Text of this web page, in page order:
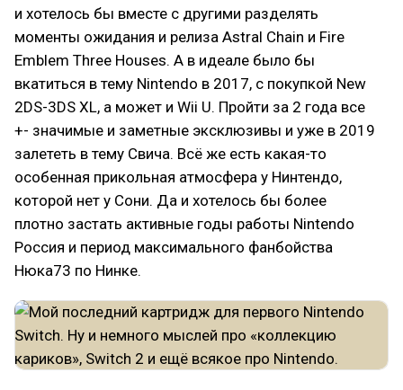
и хотелось бы вместе с другими разделять
моменты ожидания и релиза Astral Chain и Fire
Emblem Three Houses. А в идеале было бы
вкатиться в тему Nintendo в 2017, с покупкой New
2DS-3DS XL, а может и Wii U. Пройти за 2 года все
+- значимые и заметные эксклюзивы и уже в 2019
залететь в тему Свича. Всё же есть какая-то
особенная прикольная атмосфера у Нинтендо,
которой нет у Сони. Да и хотелось бы более
плотно застать активные годы работы Nintendo
Россия и период максимального фанбойства
Нюка73 по Нинке.